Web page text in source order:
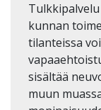
kunnan
tilanteissa
sisältää
muun